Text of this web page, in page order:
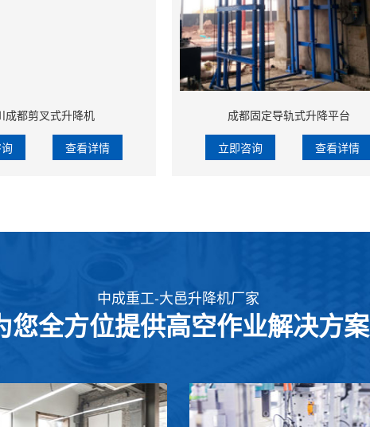
成都剪叉式升降机
查看详情
成都固定导轨式升降平台
立即咨询 查看详情
中成重工-大邑升降机厂家
您全方位提供高空作业解决方案